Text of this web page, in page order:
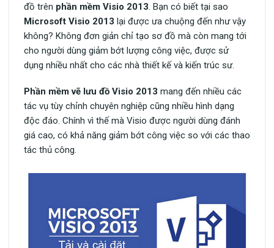
đồ trên phần mềm Visio 2013. Bạn có biết tại sao
Microsoft Visio 2013 lại được ưa chuộng đến như vậy
không? Không đơn giản chỉ tạo sơ đồ mà còn mang tới
cho người dùng giảm bớt lượng công việc, được sử
dụng nhiều nhất cho các nhà thiết kế và kiến trúc sư.
Phần mềm vẽ lưu đồ Visio 2013 mang đến nhiều các
tác vụ tùy chỉnh chuyên nghiệp cũng nhiều hình dạng
độc đáo. Chính vì thế mà Visio được người dùng đánh
giá cao, có khả năng giảm bớt công việc so với các thao
tác thủ công.